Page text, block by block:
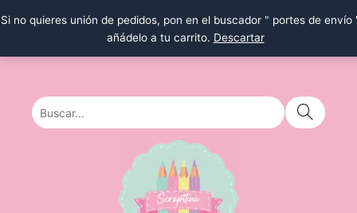
Si no quieres unión de pedidos, pon en el buscador " portes de envío
añádelo a tu carrito. Descartar
al